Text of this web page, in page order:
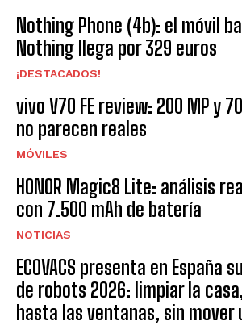
Nothing Phone (4b): el móvil
Nothing llega por 329 euros
¡DESTACADOS!
vivo V70 FE review: 200 MP y
no parecen reales
MÓVILES
HONOR Magic8 Lite: análisis
con 7.500 mAh de batería
NOTICIAS
ECOVACS presenta en España
de robots 2026: limpiar la
hasta las ventanas, sin mover